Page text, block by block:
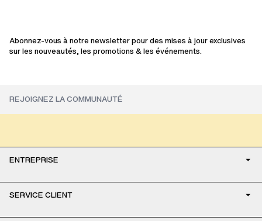
Abonnez-vous à notre newsletter pour des mises à jour exclusives
sur les nouveautés, les promotions & les événements.
ENTREPRISE
SERVICE CLIENT